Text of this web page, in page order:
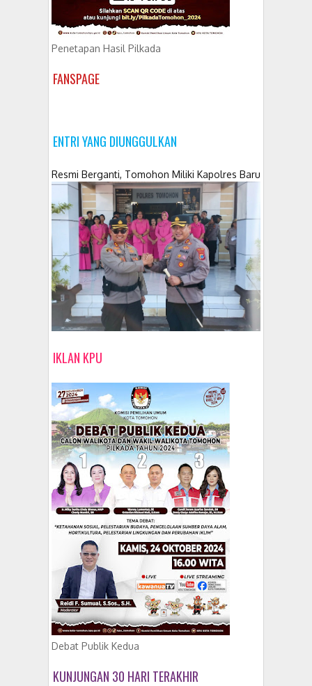
Penetapan Hasil Pilkada
FANSPAGE
ENTRI YANG DIUNGGULKAN
Resmi Berganti, Tomohon Miliki Kapolres Baru
IKLAN KPU
Debat Publik Kedua
KUNJUNGAN 30 HARI TERAKHIR